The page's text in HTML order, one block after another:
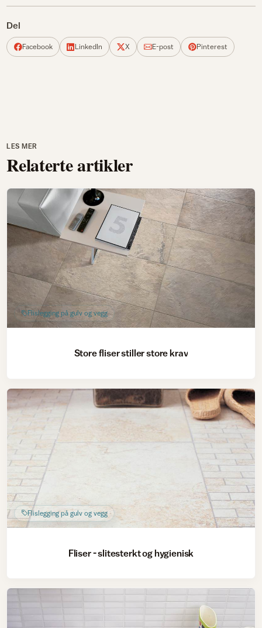
Del
Facebook LinkedIn X E-post Pinterest
LES MER
Relaterte artikler
Flislegging på gulv og vegg
Store fliser stiller store krav
Flislegging på gulv og vegg
Fliser - slitesterkt og hygienisk